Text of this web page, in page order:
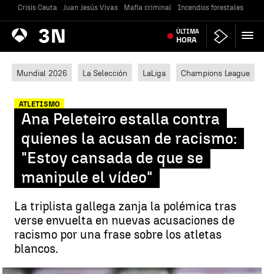
Crisis Ceuta Juan Jesús Vivas Mafia criminal Incendios forestales
Antena
3 Noticias ÚLTIMA
HORA
Mundial 2026 La Selección LaLiga Champions League
ATLETISMO
Ana Peleteiro estalla contra
quienes la acusan de racismo:
"Estoy cansada de que se
manipule el vídeo"
La triplista gallega zanja la polémica tras
verse envuelta en nuevas acusaciones de
racismo por una frase sobre los atletas
blancos.